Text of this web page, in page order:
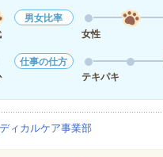
男女比率
女性
仕事の仕方
テキパキ
ィカルケア事業部